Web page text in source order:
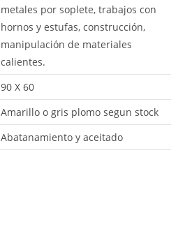
metales por soplete, trabajos con
hornos y estufas, construcción,
manipulación de materiales
calientes.
90 X 60
Amarillo o gris plomo segun stock
Abatanamiento y aceitado